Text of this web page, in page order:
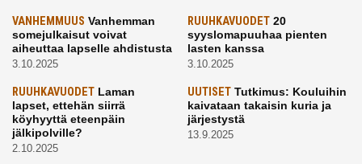
VANHEMMUUS Vanhemman
somejulkaisut voivat
aiheuttaa lapselle ahdistusta
3.10.2025
RUUHKAVUODET20
syyslomapuuhaa pienten
lasten kanssa
3.10.2025
RUUHKAVUODET Laman
lapset, ettehän siirrä
köyhyyttä eteenpäin
jälkipolville?
2.10.2025
UUTISETTutkimus: Kouluihin
kaivataan takaisin kuria ja
järjestystä
13.9.2025